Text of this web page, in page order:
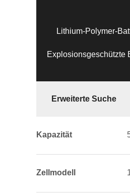
Lithium-Polymer-
Explosionsgeschützte
Erweiterte Suche
Kapazität
Zellmodell